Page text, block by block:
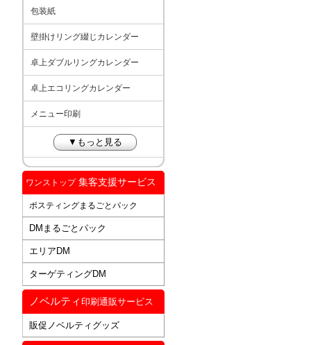
包装紙
壁掛けリング綴じカレンダー
卓上ダブルリングカレンダー
卓上エコリングカレンダー
メニュー印刷
▼もっと見る
ワンストップ集客支援サービス
ポスティングまるごとパック
DMまるごとパック
エリアDM
ターゲティングDM
ノベルティ 印刷通販サービス
販促ノベルティグッズ